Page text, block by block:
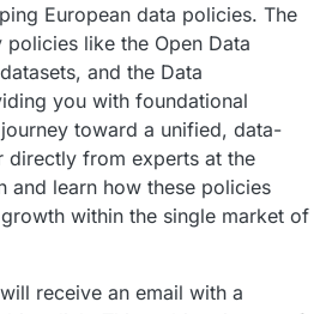
European data policies. The
like the Open Data
and the Data
you with foundational
journey toward a unified, data-
directly from experts at the
and learn how these policies
within the single market of
receive an email with a